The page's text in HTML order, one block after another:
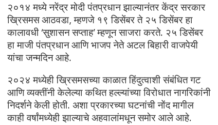
२०१४ मध्ये नरेंद्र मोदी पंतप्रधान झाल्यानंतर केंद्र सरकार
ख्रिसमस आठवडा, म्हणजे १९ डिसेंबर ते २५ डिसेंबर हा
कालावधी ‘सुशासन सप्ताह’ म्हणून साजरा करते. २५ डिसेंबर
हा माजी पंतप्रधान आणि भाजप नेते अटल बिहारी वाजपेयी
यांचा जन्मदिन आहे.
२०२४ मध्येही ख्रिसमसच्या काळात हिंदुत्वाशी संबंधित गट
आणि व्यक्तींनी केलेल्या कथित हल्ल्यांच्या विरोधात नागरिकांनी
निदर्शने केली होती. अशा प्रकारच्या घटनांची नोंद मागील
काही वर्षांमध्येही झाल्याचे अहवालांमधून समोर आले आहे.